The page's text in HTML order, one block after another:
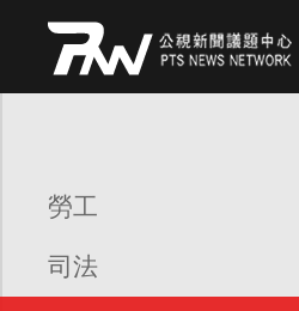
勞工
司法